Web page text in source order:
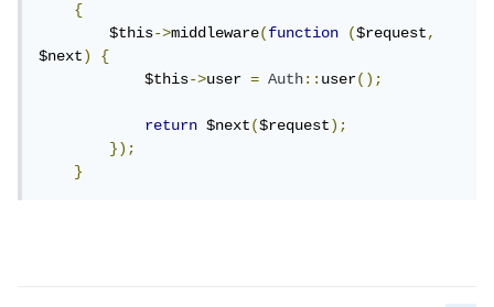
{
        $this
->middleware(function ($request,
$next)
{
            $this
->user = Auth::user();
return $next($request);
});
}